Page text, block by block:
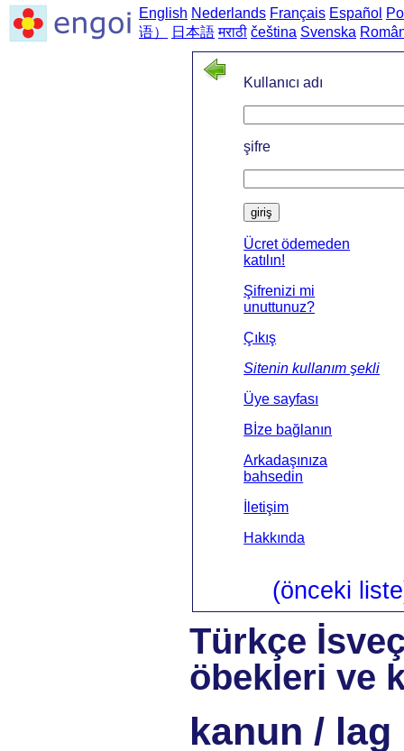
English Nederlands Français Español
语）
日本語 मराठी čeština Svenska
Kullanıcı adı
şifre
giriş
Ücret ödemeden
katılın!
Şifrenizi mi
unuttunuz?
Çıkış
Sitenin kullanım şekli
Üye sayfası
Bİze bağlanın
Arkadaşınıza
bahsedin
İletişim
Hakkında
(önceki
Türkçe
öbekleri ve
kanun / lag